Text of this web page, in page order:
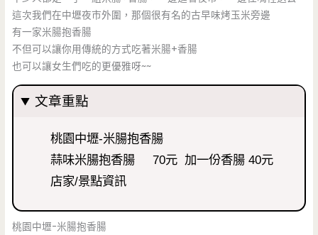
這次我們在中壢夜市外圍，那個很有名的古早味烤玉米旁邊
有一家米腸抱香腸
不但可以讓你用傳統的方式吃著米腸+香腸
也可以讓女生們吃的更優雅呀~~
文章重點
桃園中壢-米腸抱香腸
蒜味米腸抱香腸 70元 加一份香腸 40元
店家/景點資訊
桃園中壢-米腸抱香腸